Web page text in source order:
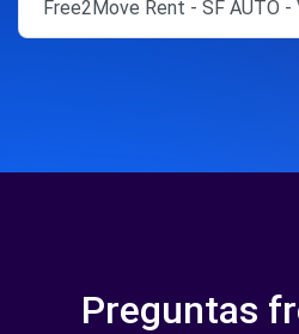
Free2Move Rent - SF AUTO -
Preguntas